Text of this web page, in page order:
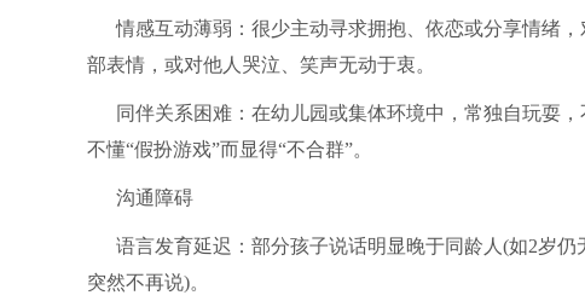
情感互动薄弱：很少主动寻求拥抱、依恋或分享情绪
部表情，或对他人哭泣、笑声无动于衷。
同伴关系困难：在幼儿园或集体环境中，常独自玩耍
不懂“假扮游戏”而显得“不合群”。
沟通障碍
语言发育延迟：部分孩子说话明显晚于同龄人(如2岁
突然不再说)。